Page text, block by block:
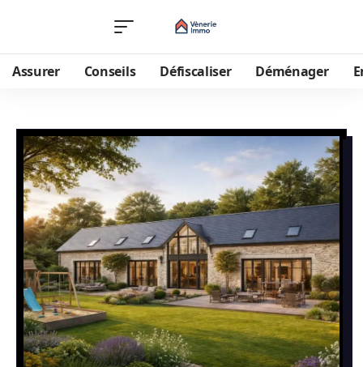
Assurer Conseils Défiscaliser Déménager